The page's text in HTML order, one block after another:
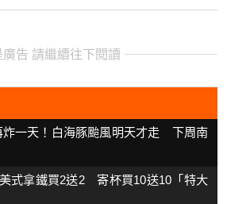
廣告 請繼續往下閱讀
炸一天！白海豚颱風明天才走 下周南
式拿鐵買2送2 寄杯買10送10「特大